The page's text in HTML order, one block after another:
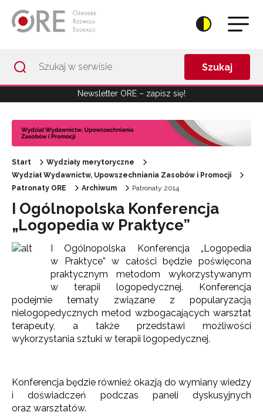
Szukaj
Newsletter ORE – zapisz się!
Start
Wydziały merytoryczne
Wydział Wydawnictw, Upowszechniania Zasobów i Promocji
Patronaty ORE
Archiwum Patronaty 2014
I Ogólnopolska Konferencja
„Logopedia w Praktyce”
I Ogólnopolska Konferencja „Logopedia
w Praktyce” w całości będzie poświęcona
praktycznym metodom wykorzystywanym
w terapii logopedycznej. Konferencja
podejmie tematy związane z popularyzacją
nielogopedycznych metod wzbogacających warsztat
terapeuty, a także przedstawi możliwości
wykorzystania sztuki w terapii logopedycznej.
Konferencja będzie również okazją do wymiany wiedzy
i doświadczeń podczas paneli dyskusyjnych
oraz warsztatów.